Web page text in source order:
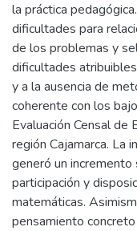
la práctica
dificultades para
de los problemas y
dificultades
y a la ausencia de
coherente con los
Evaluación Censal
región Cajamarca. La
generó un
participación y
matemáticas.
pensamiento